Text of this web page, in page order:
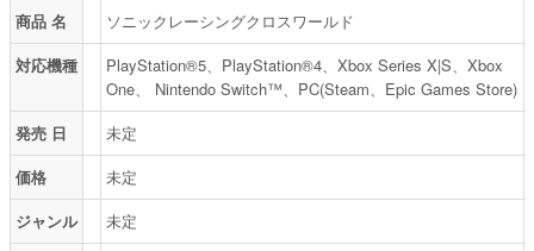
商品 名
ソニックレーシングクロスワールド
対応機種
PlayStation®5、PlayStation®4、Xbox Series X|S、Xbox
One、 Nintendo Switch™、PC(Steam、Epic Games Store)
発売 日
未定
価格
未定
ジャンル
未定